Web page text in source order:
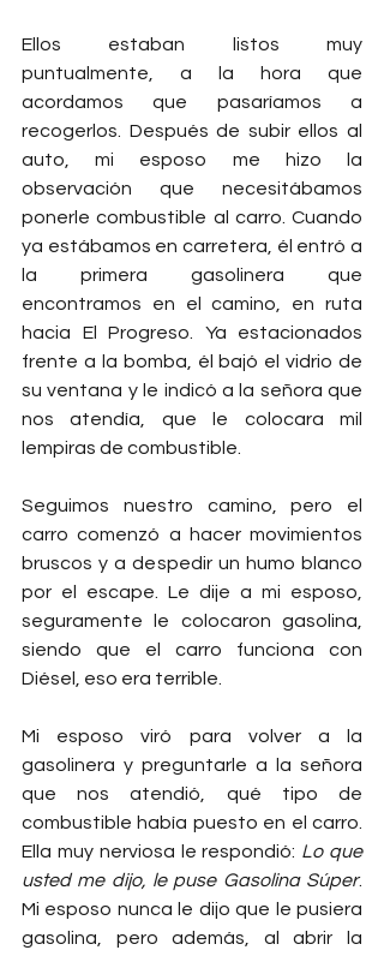
Ellos estaban listos muy
puntualmente, a la hora que
acordamos que pasaríamos a
recogerlos. Después de subir ellos al
auto, mi esposo me hizo la
observación que necesitábamos
ponerle combustible al carro. Cuando
ya estábamos en carretera, él entró a
la primera gasolinera que
encontramos en el camino, en ruta
hacia El Progreso. Ya estacionados
frente a la bomba, él bajó el vidrio de
su ventana y le indicó a la señora que
nos atendía, que le colocara mil
lempiras de combustible.
Seguimos nuestro camino, pero el
carro comenzó a hacer movimientos
bruscos y a despedir un humo blanco
por el escape. Le dije a mi esposo,
seguramente le colocaron gasolina,
siendo que el carro funciona con
Diésel, eso era terrible.
Mi esposo viró para volver a la
gasolinera y preguntarle a la señora
que nos atendió, qué tipo de
combustible había puesto en el carro.
Ella muy nerviosa le respondió: Lo que
usted me dijo, le puse Gasolina Súper.
Mi esposo nunca le dijo que le pusiera
gasolina, pero además, al abrir la